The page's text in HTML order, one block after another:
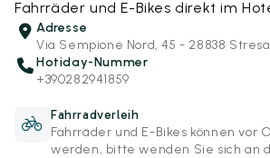
Fahrräder und E-Bikes direkt im
Adresse
Via Sempione Nord, 45 - 28838
Hotiday-Nummer
+390282941859
Fahrradverleih
Fahrräder und E-Bikes können vor
werden, bitte wenden Sie sich an